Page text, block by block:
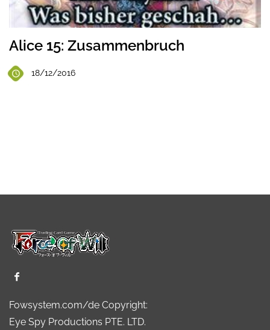
Alice 15: Zusammenbruch
18/12/2016
Fowsystem.com/de Copyright:
Eye Spy Productions PTE. LTD.